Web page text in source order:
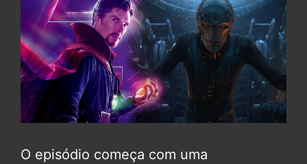
O episódio começa com uma